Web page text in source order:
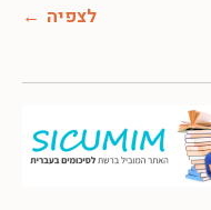
לצפיה